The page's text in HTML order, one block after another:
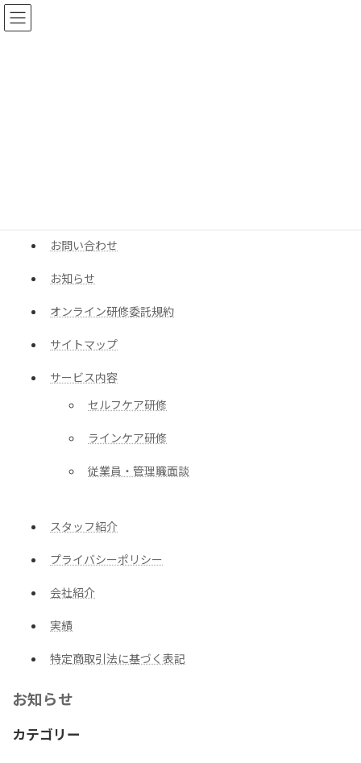
コ
ン
ナ
ビ
お問い合わせ
お知らせ
オンライン研修委託規約
サイトマップ
サービス内容
セルフケア研修
ラインケア研修
従業員・管理職面談
スタッフ紹介
プライバシーポリシー
会社紹介
実績
特定商取引法に基づく表記
お知らせ
カテゴリー